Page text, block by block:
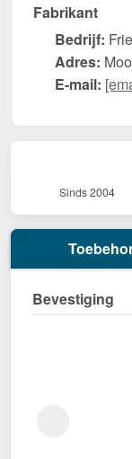
Fabrikant
Bedrijf:
Adres:
E-mail:
Sinds 2004
Bevestiging